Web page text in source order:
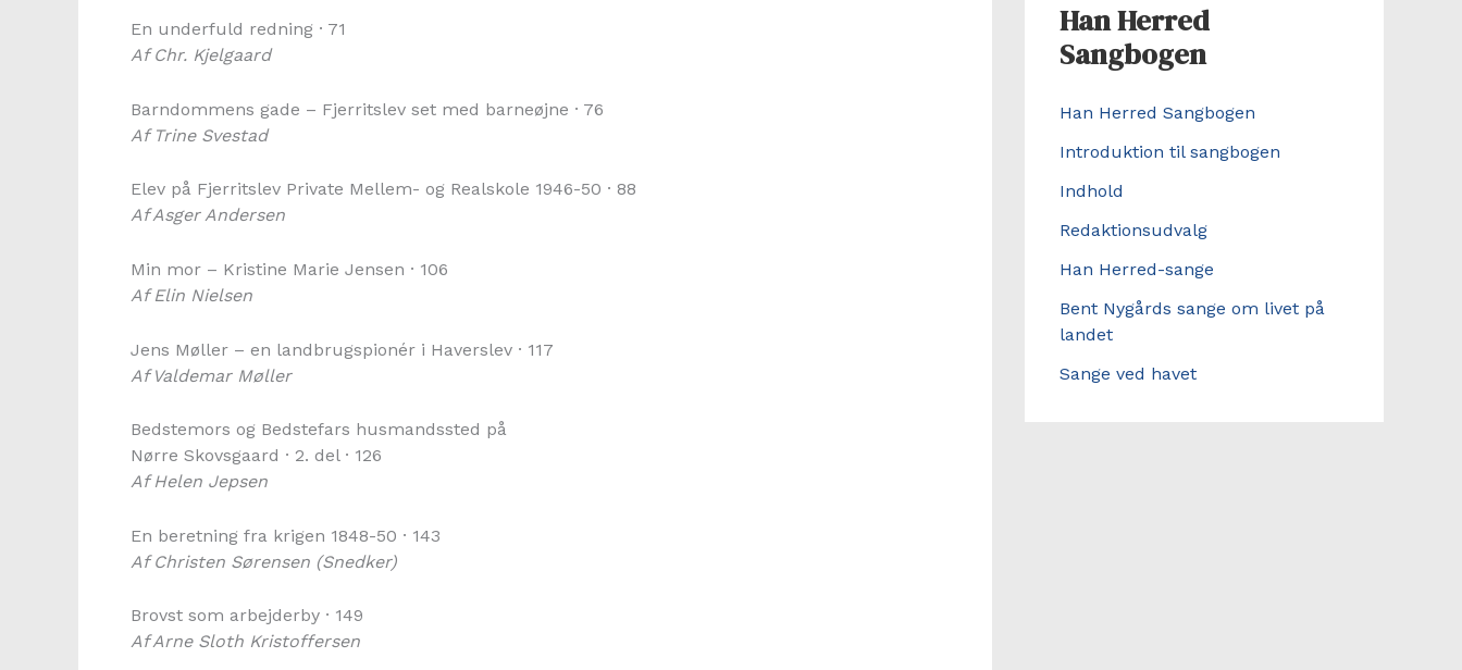
En underfuld redning · 71
Af Chr. Kjelgaard
Barndommens gade – Fjerritslev set med barneøjne · 76
Af Trine Svestad
Elev på Fjerritslev Private Mellem- og Realskole 1946-50 · 88
Af Asger Andersen
Min mor – Kristine Marie Jensen · 106
Af Elin Nielsen
Jens Møller – en landbrugspionér i Haverslev · 117
Af Valdemar Møller
Bedstemors og Bedstefars husmandssted på
Nørre Skovsgaard · 2. del · 126
Af Helen Jepsen
En beretning fra krigen 1848-50 · 143
Af Christen Sørensen (Snedker)
Brovst som arbejderby · 149
Af Arne Sloth Kristoffersen
Han Herred
Sangbogen
Han Herred Sangbogen
Introduktion til sangbogen
Indhold
Redaktionsudvalg
Han Herred-sange
Bent Nygårds sange om livet på
landet
Sange ved havet